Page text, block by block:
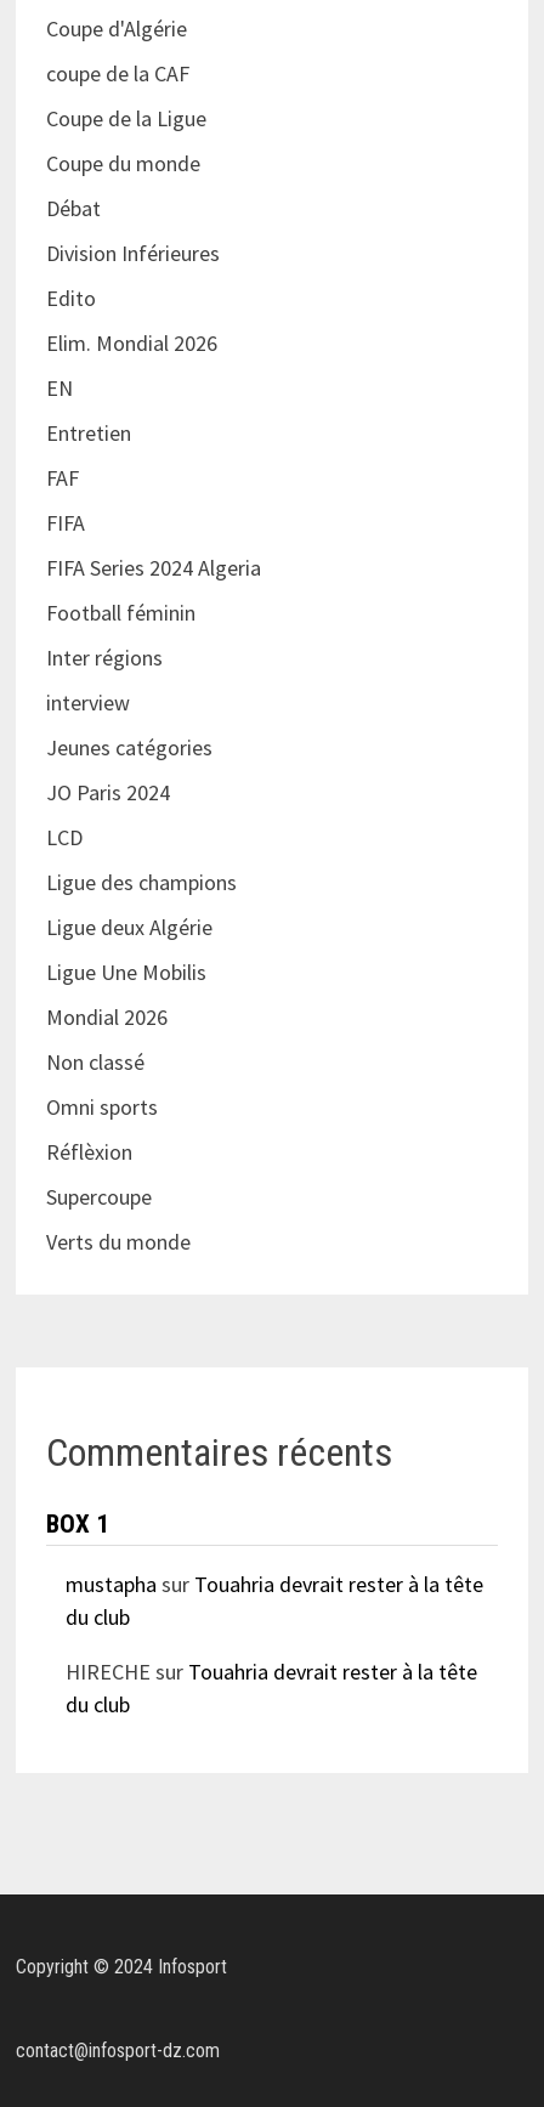
Coupe d'Algérie
coupe de la CAF
Coupe de la Ligue
Coupe du monde
Débat
Division Inférieures
Edito
Elim. Mondial 2026
EN
Entretien
FAF
FIFA
FIFA Series 2024 Algeria
Football féminin
Inter régions
interview
Jeunes catégories
JO Paris 2024
LCD
Ligue des champions
Ligue deux Algérie
Ligue Une Mobilis
Mondial 2026
Non classé
Omni sports
Réflèxion
Supercoupe
Verts du monde
Commentaires récents
BOX 1
mustapha sur Touahria devrait rester à la tête
du club
HIRECHE sur Touahria devrait rester à la tête
du club
Copyright © 2024 Infosport
contact@infosport-dz.com